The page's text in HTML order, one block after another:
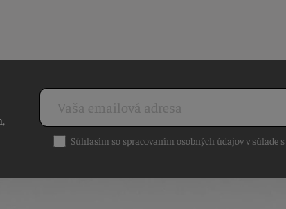
Súhlasím so spracovaním osobných údajov v súlade s